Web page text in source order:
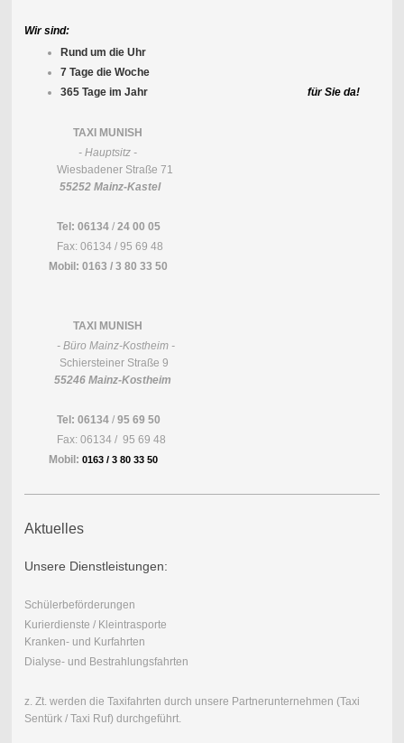
Wir sind:
Rund um die Uhr
7 Tage die Woche
365 Tage im Jahr
für Sie da!
TAXI MUNISH
- Hauptsitz -
Wiesbadener Straße 71
55252 Mainz-Kastel
Tel: 06134/ 24 00 05
Fax: 06134 / 95 69 48
Mobil: 0163 / 3 80 33 50
TAXI MUNISH
- Büro Mainz-Kostheim -
Schiersteiner Straße 9
55246 Mainz-Kostheim
Tel: 06134/ 95 69 50
Fax: 06134 / 95 69 48
Mobil: 0163 / 3 80 33 50
Aktuelles
Unsere Dienstleistungen:
Schülerbeförderungen
Kurierdienste / Kleintrasporte
Kranken- und Kurfahrten
Dialyse- und Bestrahlungsfahrten
z. Zt. werden die Taxifahrten durch unsere Partnerunternehmen (Taxi
Sentürk / Taxi Ruf) durchgeführt.